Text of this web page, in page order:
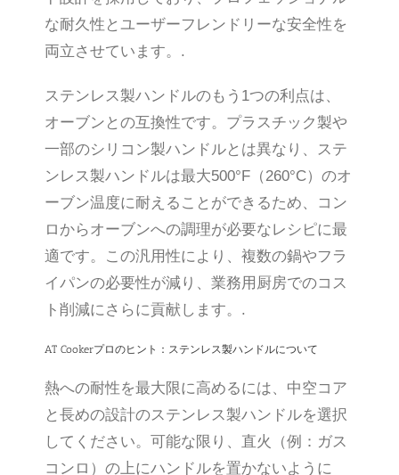
な耐久性とユーザーフレンドリーな安全性を
両立させています。.
ステンレス製ハンドルのもう1つの利点は、
オーブンとの互換性です。プラスチック製や
一部のシリコン製ハンドルとは異なり、ステ
ンレス製ハンドルは最大500°F（260°C）のオ
ーブン温度に耐えることができるため、コン
ロからオーブンへの調理が必要なレシピに最
適です。この汎用性により、複数の鍋やフラ
イパンの必要性が減り、業務用厨房でのコス
ト削減にさらに貢献します。.
AT Cookerプロのヒント：ステンレス製ハンドルについて
熱への耐性を最大限に高めるには、中空コア
と長めの設計のステンレス製ハンドルを選択
してください。可能な限り、直火（例：ガス
コンロ）の上にハンドルを置かないように